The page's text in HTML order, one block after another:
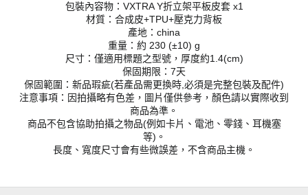
包裝內容物：VXTRA Y折立架平板皮套 x1
材質：合成皮+TPU+壓克力背板
產地：china
重量：約 230 (±10) g
尺寸：僅適用標題之型號，厚度約1.4(cm)
保固期限：7天
保固範圍：新品瑕疵(若產品需更換時,必須是完整包裝及配件)
注意事項：因拍攝略有色差，圖片僅供參考，顏色請以實際收到
商品為準。
商品不包含協助拍攝之物品(例如卡片、電池、零錢、耳機塞
等)。
長度、寬度尺寸會有些微誤差，不含商品主機。